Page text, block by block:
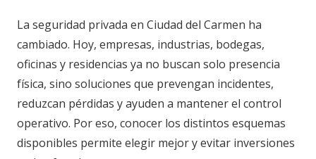
La seguridad privada en Ciudad del Carmen ha
cambiado. Hoy, empresas, industrias, bodegas,
oficinas y residencias ya no buscan solo presencia
física, sino soluciones que prevengan incidentes,
reduzcan pérdidas y ayuden a mantener el control
operativo. Por eso, conocer los distintos esquemas
disponibles permite elegir mejor y evitar inversiones